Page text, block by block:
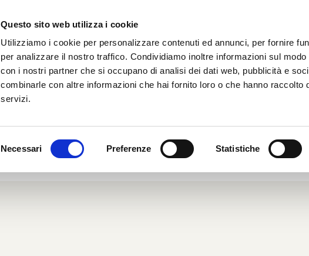
Questo sito web utilizza i cookie
Utilizziamo i cookie per personalizzare contenuti ed annunci, per fornire
per analizzare il nostro traffico. Condividiamo inoltre informazioni sul
con i nostri partner che si occupano di analisi dei dati web, pubblicità e
combinarle con altre informazioni che hai fornito loro o che hanno raccolto
servizi.
Necessari Preferenze Statistiche
Ott 24, 2004 Dal Mondo|